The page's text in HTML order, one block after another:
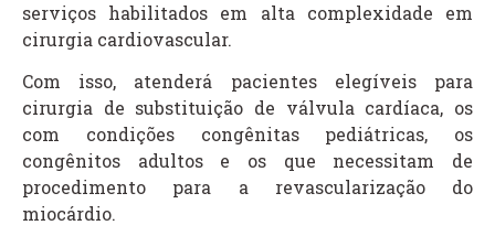
serviços habilitados em alta complexidade em
cirurgia cardiovascular.
Com isso, atenderá pacientes elegíveis para
cirurgia de substituição de válvula cardíaca, os
com condições congênitas pediátricas, os
congênitos adultos e os que necessitam de
procedimento para a revascularização do
miocárdio.